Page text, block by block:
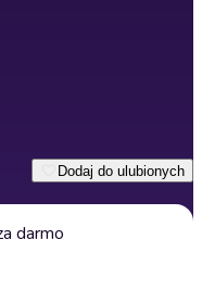
Dodaj do ulubionych
darmo